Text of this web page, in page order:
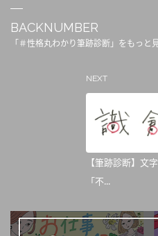
BACKNUMBER
「＃性格丸わかり筆跡診断」をもっと
NEXT
【筆跡診断】文
「不...